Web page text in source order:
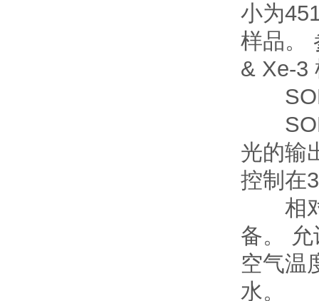
小为
样品。
& Xe-3
光的输
控制在
相对
备。
空气温
水。